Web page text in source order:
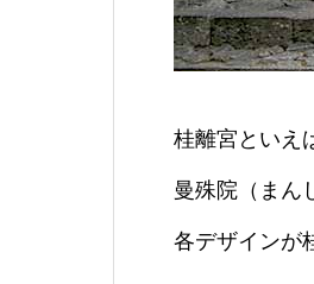
桂離宮といえ
曼殊院（まん
各デザインが